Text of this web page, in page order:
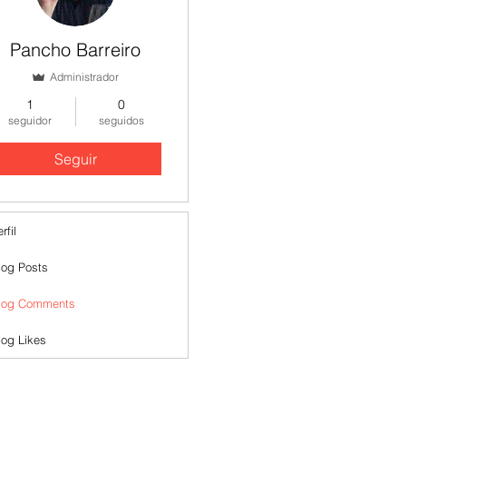
Pancho Barreiro
Administrador
1
seguidor
0
seguidos
Seguir
Posts
Comments
Likes